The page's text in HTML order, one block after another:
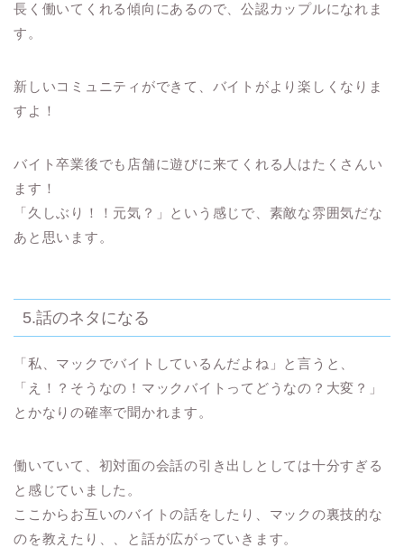
長く働いてくれる傾向にあるので、公認カップルになれま
す。
新しいコミュニティができて、バイトがより楽しくなりま
すよ！
バイト卒業後でも店舗に遊びに来てくれる人はたくさんい
ます！
「久しぶり！！元気？」という感じで、素敵な雰囲気だな
あと思います。
5.話のネタになる
「私、マックでバイトしているんだよね」と言うと、
「え！？そうなの！マックバイトってどうなの？大変？」
とかなりの確率で聞かれます。
働いていて、 初対面の会話の引き出しとしては十分すぎる
と感じていました。
ここからお互いのバイトの話をしたり、マックの裏技的な
のを教えたり、、と話が広がっていきます。